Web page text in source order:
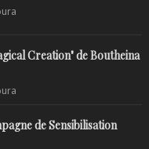
Creation" de Boutheina
de Sensibilisation